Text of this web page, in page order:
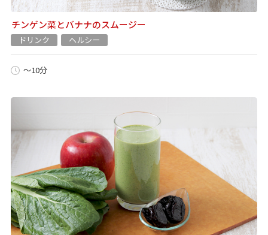
チンゲン菜とバナナのスムージー
ドリンク ヘルシー
～10分